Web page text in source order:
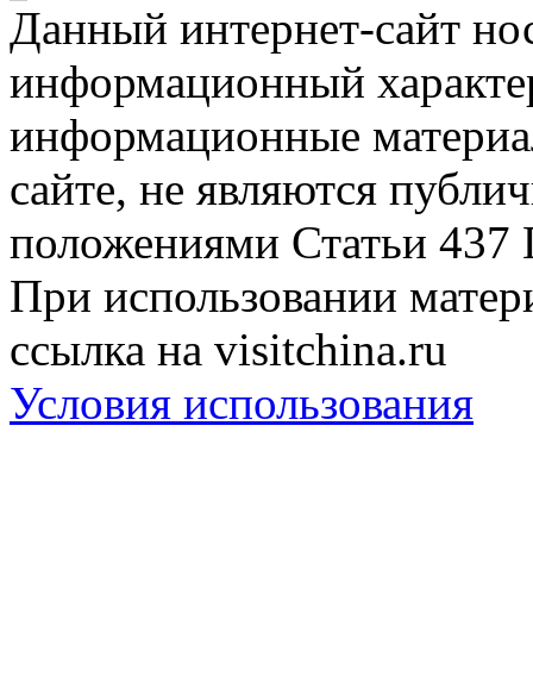
Данный интернет-сайт
информационный
информационные
сайте, не являются
положениями Статьи 437
При использовании
ссылка на visitchina.ru
Условия использования